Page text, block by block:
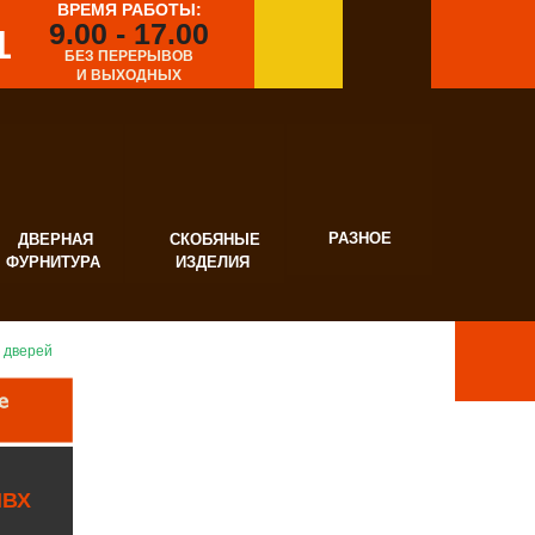
СКОБЯНЫЕ
ИЗДЕЛИЯ
РАЗНОЕ
ВРЕМЯ РАБОТЫ:
9.00 - 17.00
БЕЗ ПЕРЕРЫВОВ
И ВЫХОДНЫХ